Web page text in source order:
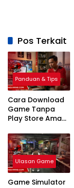
Pos Terkait
Panduan & Tips
Cara Download
Game Tanpa
Play Store Aman
Terbaru 2026
Ulasan Game
Game Simulator